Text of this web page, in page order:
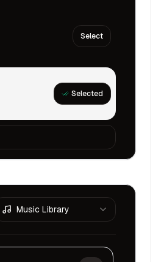
Select
Selected
Music Library